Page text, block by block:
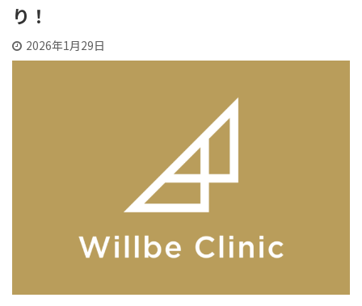
り！
2026年1月29日